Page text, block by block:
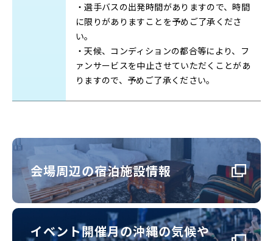
・選手バスの出発時間がありますので、時間
に限りがありますことを予めご了承くださ
い。
・天候、コンディションの都合等により、フ
ァンサービスを中止させていただくことがあ
りますので、予めご了承ください。
会場周辺の宿泊施設情報
イベント開催月の沖縄の気候や